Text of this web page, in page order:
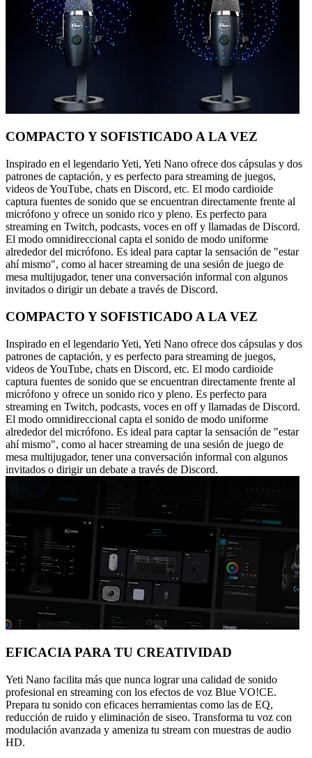
COMPACTO Y SOFISTICADO A LA VEZ
Inspirado en el legendario Yeti, Yeti Nano ofrece dos cápsulas y dos
patrones de captación, y es perfecto para streaming de juegos,
videos de YouTube, chats en Discord, etc. El modo cardioide
captura fuentes de sonido que se encuentran directamente frente al
micrófono y ofrece un sonido rico y pleno. Es perfecto para
streaming en Twitch, podcasts, voces en off y llamadas de Discord.
El modo omnidireccional capta el sonido de modo uniforme
alrededor del micrófono. Es ideal para captar la sensación de "estar
ahí mismo", como al hacer streaming de una sesión de juego de
mesa multijugador, tener una conversación informal con algunos
invitados o dirigir un debate a través de Discord.
COMPACTO Y SOFISTICADO A LA VEZ
Inspirado en el legendario Yeti, Yeti Nano ofrece dos cápsulas y dos
patrones de captación, y es perfecto para streaming de juegos,
videos de YouTube, chats en Discord, etc. El modo cardioide
captura fuentes de sonido que se encuentran directamente frente al
micrófono y ofrece un sonido rico y pleno. Es perfecto para
streaming en Twitch, podcasts, voces en off y llamadas de Discord.
El modo omnidireccional capta el sonido de modo uniforme
alrededor del micrófono. Es ideal para captar la sensación de "estar
ahí mismo", como al hacer streaming de una sesión de juego de
mesa multijugador, tener una conversación informal con algunos
invitados o dirigir un debate a través de Discord.
EFICACIA PARA TU CREATIVIDAD
Yeti Nano facilita más que nunca lograr una calidad de sonido
profesional en streaming con los efectos de voz Blue VO!CE.
Prepara tu sonido con eficaces herramientas como las de EQ,
reducción de ruido y eliminación de siseo. Transforma tu voz con
modulación avanzada y ameniza tu stream con muestras de audio
HD.